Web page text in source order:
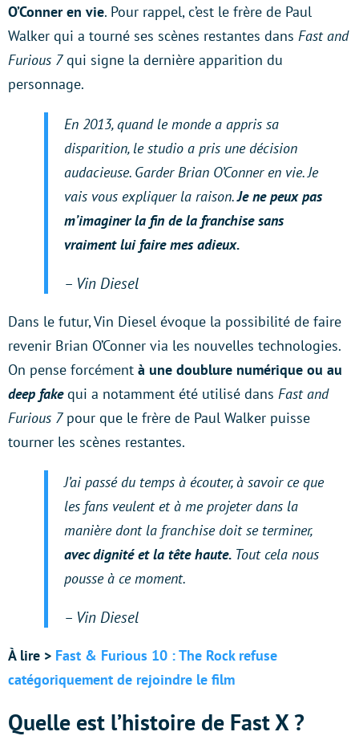
O’Conner en vie. Pour rappel, c’est le frère de Paul
Walker qui a tourné ses scènes restantes dans Fast and
Furious 7qui signe la dernière apparition du
personnage.
En 2013, quand le monde a appris sa
disparition, le studio a pris une décision
audacieuse. Garder Brian O’Conner en vie. Je
vais vous expliquer la raison.Je ne peux pas
m’imaginer la fin de la franchise sans
vraiment lui faire mes adieux.
– Vin Diesel
Dans le futur, Vin Diesel évoque la possibilité de faire
revenir Brian O’Conner via les nouvelles technologies.
On pense forcément à une doublure numérique ou au
deep fakequi a notamment été utilisé dans Fast and
Furious 7pour que le frère de Paul Walker puisse
tourner les scènes restantes.
J’ai passé du temps à écouter, à savoir ce que
les fans veulent et à me projeter dans la
manière dont la franchise doit se terminer,
avec dignité et la tête haute. Tout cela nous
pousse à ce moment.
– Vin Diesel
À lire > Fast & Furious 10 : The Rock refuse
catégoriquement de rejoindre le film
Quelle est l’histoire de Fast X ?